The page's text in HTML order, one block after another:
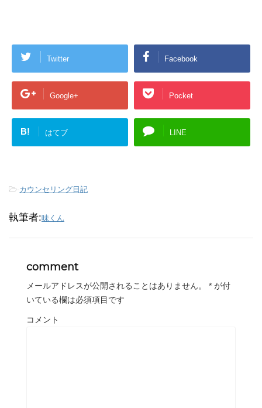
Twitter Facebook
Google+ Pocket
B! はてブ LINE
-カウンセリング日記
執筆者:味くん
comment
メールアドレスが公開されることはありません。 * が付
いている欄は必須項目です
コメント